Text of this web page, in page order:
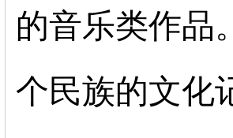
的音乐类作品。
个民族的文化